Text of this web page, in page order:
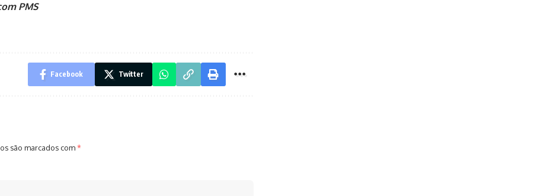
PMS
Facebook Twitter
são marcados com*